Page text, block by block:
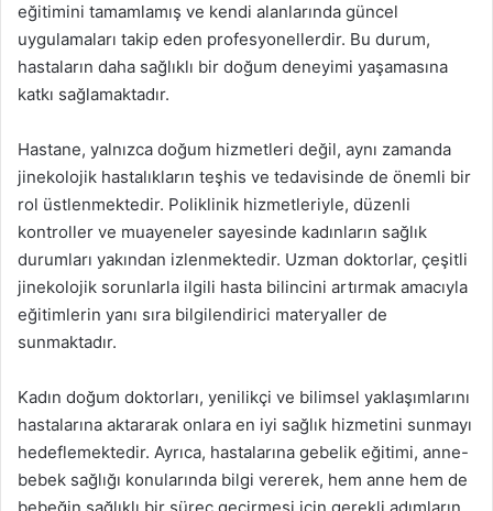
eğitimini tamamlamış ve kendi alanlarında güncel
uygulamaları takip eden profesyonellerdir. Bu durum,
hastaların daha sağlıklı bir doğum deneyimi yaşamasına
katkı sağlamaktadır.
Hastane, yalnızca doğum hizmetleri değil, aynı zamanda
jinekolojik hastalıkların teşhis ve tedavisinde de önemli bir
rol üstlenmektedir. Poliklinik hizmetleriyle, düzenli
kontroller ve muayeneler sayesinde kadınların sağlık
durumları yakından izlenmektedir. Uzman doktorlar, çeşitli
jinekolojik sorunlarla ilgili hasta bilincini artırmak amacıyla
eğitimlerin yanı sıra bilgilendirici materyaller de
sunmaktadır.
Kadın doğum doktorları, yenilikçi ve bilimsel yaklaşımlarını
hastalarına aktararak onlara en iyi sağlık hizmetini sunmayı
hedeflemektedir. Ayrıca, hastalarına gebelik eğitimi, anne-
bebek sağlığı konularında bilgi vererek, hem anne hem de